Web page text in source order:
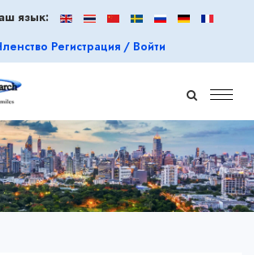
язык:
Регистрация / Войти